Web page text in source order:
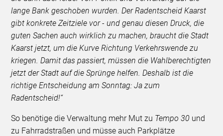
lange Bank geschoben wurden. DerRadentscheid Kaarst
gibt konkrete Zeitziele vor - und genau diesen Druck, die
guten Sachen auch wirklich zu machen, braucht die Stadt
Kaarst jetzt, um die Kurve Richtung Verkehrswende zu
kriegen. Damit das passiert, müssen die Wahlberechtigten
jetzt der Stadt auf die Sprünge helfen. Deshalb ist die
richtige Entscheidung am Sonntag: Ja zum
Radentscheid!“
So benötige die Verwaltung mehr Mut zu Tempo 30 und
zu Fahrradstraßen und müsse auch Parkplätze